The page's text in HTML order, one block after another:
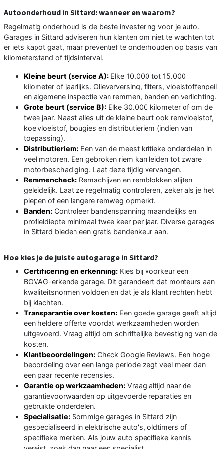
Autoonderhoud in Sittard: wanneer en waarom?
Regelmatig onderhoud is de beste investering voor je auto.
Garages in Sittard adviseren hun klanten om niet te wachten tot
er iets kapot gaat, maar preventief te onderhouden op basis van
kilometerstand of tijdsinterval.
Kleine beurt (service A): Elke 10.000 tot 15.000
kilometer of jaarlijks. Olieverversing, filters, vloeistoffenpeil
en algemene inspectie van remmen, banden en verlichting.
Grote beurt (service B): Elke 30.000 kilometer of om de
twee jaar. Naast alles uit de kleine beurt ook remvloeistof,
koelvloeistof, bougies en distributieriem (indien van
toepassing).
Distributieriem: Een van de meest kritieke onderdelen in
veel motoren. Een gebroken riem kan leiden tot zware
motorbeschadiging. Laat deze tijdig vervangen.
Remmencheck: Remschijven en remblokken slijten
geleidelijk. Laat ze regelmatig controleren, zeker als je het
piepen of een langere remweg opmerkt.
Banden: Controleer bandenspanning maandelijks en
profieldiepte minimaal twee keer per jaar. Diverse garages
in Sittard bieden een gratis bandenkeur aan.
Hoe kies je de juiste autogarage in Sittard?
Certificering en erkenning: Kies bij voorkeur een
BOVAG-erkende garage. Dit garandeert dat monteurs aan
kwaliteitsnormen voldoen en dat je als klant rechten hebt
bij klachten.
Transparantie over kosten: Een goede garage geeft altijd
een heldere offerte voordat werkzaamheden worden
uitgevoerd. Vraag altijd om schriftelijke bevestiging van de
kosten.
Klantbeoordelingen: Check Google Reviews. Een hoge
beoordeling over een lange periode zegt veel meer dan
een paar recente recensies.
Garantie op werkzaamheden: Vraag altijd naar de
garantievoorwaarden op uitgevoerde reparaties en
gebruikte onderdelen.
Specialisatie: Sommige garages in Sittard zijn
gespecialiseerd in elektrische auto's, oldtimers of
specifieke merken. Als jouw auto specifieke kennis